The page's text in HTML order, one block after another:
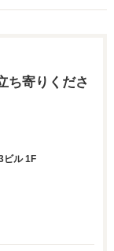
ち寄りくださ
ビル 1F